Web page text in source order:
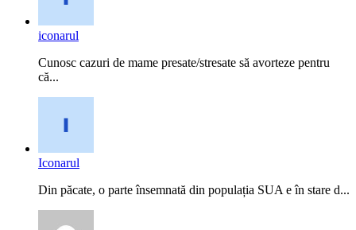
iconarul
Cunosc cazuri de mame presate/stresate să avorteze pentru
că...
Iconarul
Din păcate, o parte însemnată din populația SUA e în stare d...